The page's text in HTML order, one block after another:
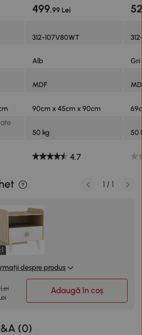
499,99 Lei
312-107V80WT
Alb
Gri
MDF
90cm x 45cm x 90cm
50 kg
50
4.7
despre produs
Adaugă în coș
1 / 1
(0)